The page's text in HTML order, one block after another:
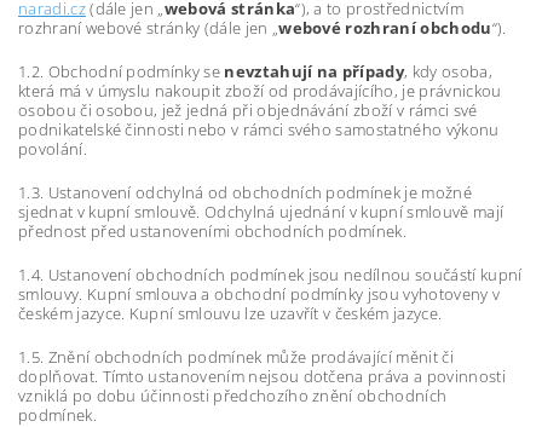
naradi.cz(dále jen „webová stránka“), a to prostřednictvím
rozhraní webové stránky (dále jen „webové rozhraní obchodu“).
1.2. Obchodní podmínky se nevztahují na případy, kdy osoba,
která má v úmyslu nakoupit zboží od prodávajícího, je právnickou
osobou či osobou, jež jedná při objednávání zboží v rámci své
podnikatelské činnosti nebo v rámci svého samostatného výkonu
povolání.
1.3. Ustanovení odchylná od obchodních podmínek je možné
sjednat v kupní smlouvě. Odchylná ujednání v kupní smlouvě mají
přednost před ustanoveními obchodních podmínek.
1.4. Ustanovení obchodních podmínek jsou nedílnou součástí kupní
smlouvy. Kupní smlouva a obchodní podmínky jsou vyhotoveny v
českém jazyce. Kupní smlouvu lze uzavřít v českém jazyce.
1.5. Znění obchodních podmínek může prodávající měnit či
doplňovat. Tímto ustanovením nejsou dotčena práva a povinnosti
vzniklá po dobu účinnosti předchozího znění obchodních
podmínek.